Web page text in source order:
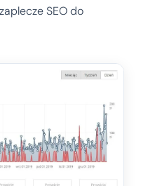
SEO do